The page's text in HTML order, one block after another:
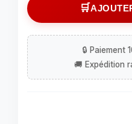
pour
bleu
-
0